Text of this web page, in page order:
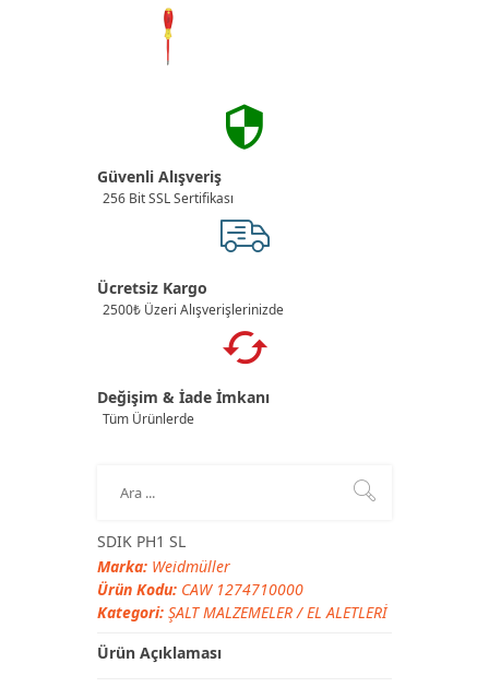
Güvenli Alışveriş
256 Bit SSL Sertifikası
Ücretsiz Kargo
2500₺ Üzeri Alışverişlerinizde
Değişim & İade İmkanı
Tüm Ürünlerde
SDIK PH1 SL
Marka: Weidmüller
Ürün Kodu: CAW 1274710000
Kategori: ŞALT MALZEMELER/EL ALETLERİ
Ürün Açıklaması